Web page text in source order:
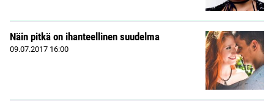
Näin pitkä on ihanteellinen suudelma
09.07.2017 16:00